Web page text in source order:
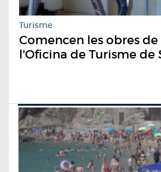
Turisme
Comencen les obres
l'Oficina de Turisme de